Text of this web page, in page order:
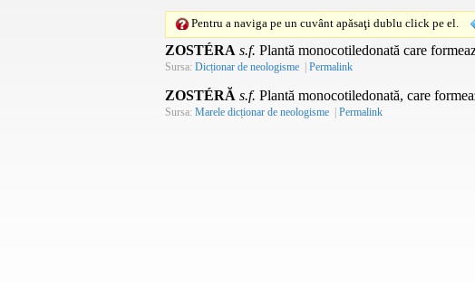
Pentru a naviga pe un cuvânt apăsaţi dublu click pe el.
ZOSTÉRA s.f. Plantă monocotiledonată care
Sursa: Dicționar de neologisme | Permalink
ZOSTÉRĂ s.f. Plantă monocotiledonată, care
Sursa: Marele dicționar de neologisme | Permalink